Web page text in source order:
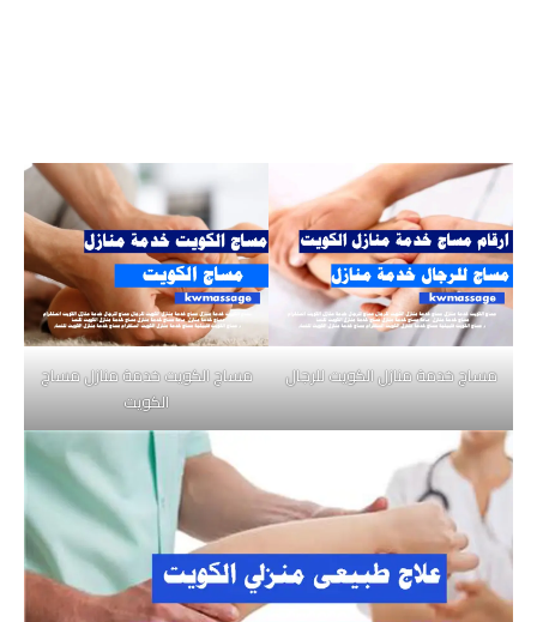
مساج خدمة منازل الكويت للرجال
مساج الكويت خدمة منازل مساج
الكويت